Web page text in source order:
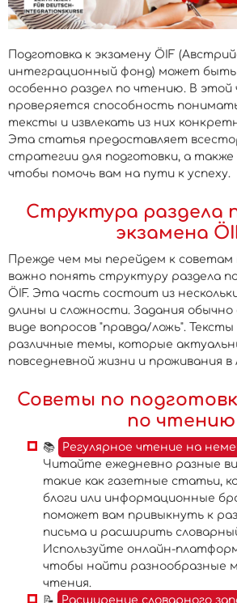
Подготовка к экзамену ÖIF
интеграционный фонд) может быть
особенно раздел по чтению. В этой
проверяется способность
тексты и извлекать из них
Эта статья предоставляет
стратегии для подготовки, а
чтобы помочь вам на пути к успеху.
Структура раздела
экзамена
Прежде чем мы перейдем к советам
важно понять структуру раздела
ÖIF. Эта часть состоит из
длины и сложности. Задания
виде вопросов "правда/ложь".
различные темы, которые
повседневной жизни и проживания в
Советы по
по чтению
📚
Регулярное чтение на
Читайте ежедневно разные
такие как газетные статьи,
блоги или информационные
поможет вам привыкнуть к
письма и расширить
Используйте онлайн-
чтобы найти разнообразные
чтения.
📝
Расширение словарного